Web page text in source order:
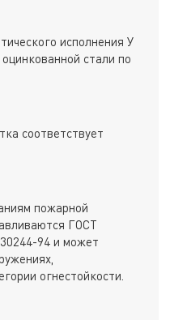
исполнения У
стали по
соответствует
пожарной
ГОСТ
94 и может
огнестойкости.